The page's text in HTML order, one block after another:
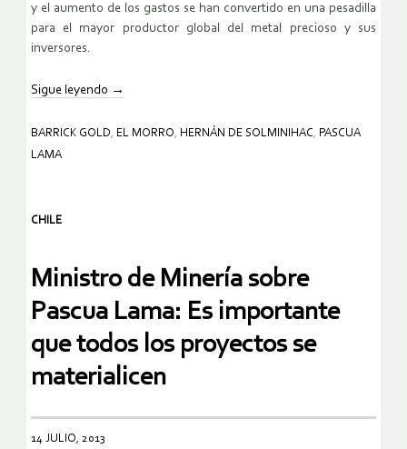
y el aumento de los gastos se han convertido en una pesadilla
para el mayor productor global del metal precioso y sus
inversores.
Sigue leyendo →
BARRICK GOLD, EL MORRO, HERNÁN DE SOLMINIHAC, PASCUA
LAMA
CHILE
Ministro de Minería sobre
Pascua Lama: Es importante
que todos los proyectos se
materialicen
14 JULIO, 2013